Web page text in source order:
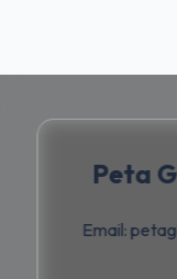
Peta
Email: